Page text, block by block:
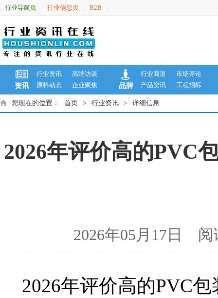
行业导航页 行业信息页 B2B
资讯
行业资讯
高端访谈
原料动态
企业聚焦 品牌
行业商道
市场评论
产品资讯
工程招标
您现在的位置： 首页 > 行业资讯 > 详细信息
2026年评价高的PVC
2026年05月17日
2026年评价高的PVC